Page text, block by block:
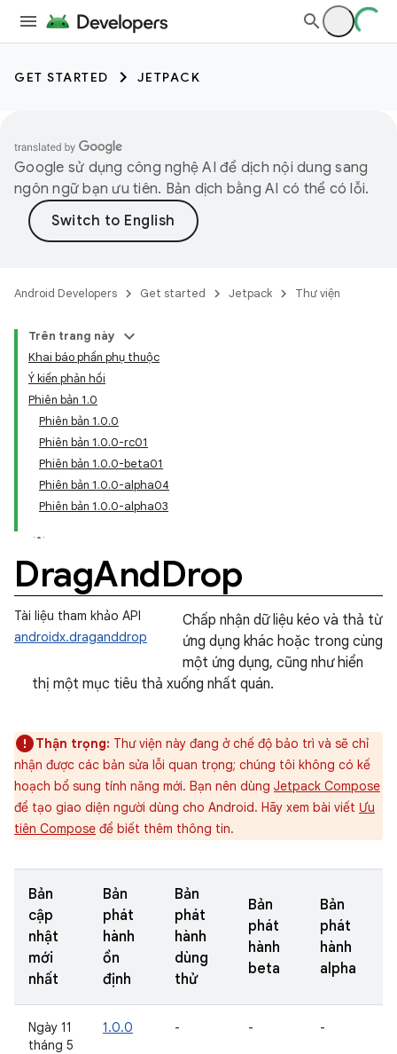
GET STARTED JETPACK
Google sử dụng công nghệ AI để dịch nội dung sang
ngôn ngữ bạn ưu tiên. Bản dịch bằng AI có thể có lỗi.
Android Developers Get started Jetpack Thư viện
Trên trang này
Khai báo phần phụ thuộc
Ý kiến phản hồi
Phiên bản 1.0
Phiên bản 1.0.0
Phiên bản 1.0.0-rc01
Phiên bản 1.0.0-beta01
Phiên bản 1.0.0-alpha04
Phiên bản 1.0.0-alpha03
DragAndDrop
Tài liệu tham khảo API
androidx.draganddrop
Chấp nhận dữ liệu kéo và thả từ
ứng dụng khác hoặc trong cùng
một ứng dụng, cũng như hiển
thị một mục tiêu thả xuống nhất quán.
Thận trọng: Thư viện này đang ở chế độ bảo trì và sẽ chỉ
nhận được các bản sửa lỗi quan trọng; chúng tôi không có kế
hoạch bổ sung tính năng mới. Bạn nên dùng Jetpack Compose
để tạo giao diện người dùng cho Android. Hãy xem bài viết Ưu
tiên Compose để biết thêm thông tin.
Bản
cập
nhật
mới
nhất
Bản
phát
hành
ổn
định
Bản
phát
hành
dùng
thử
Bản
phát
hành
beta
Bản
phát
hành
alpha
Ngày 11
tháng 5
1.0.0 - - -